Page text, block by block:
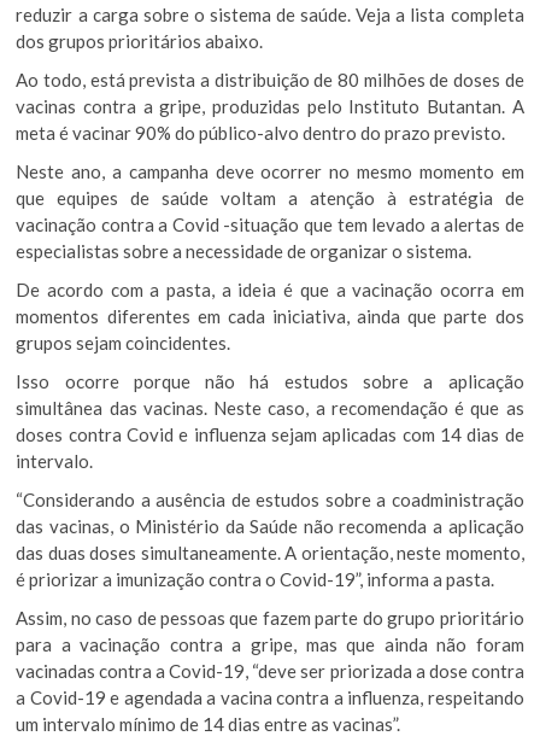
reduzir a carga sobre o sistema de saúde. Veja a lista completa
dos grupos prioritários abaixo.
Ao todo, está prevista a distribuição de 80 milhões de doses de
vacinas contra a gripe, produzidas pelo Instituto Butantan. A
meta é vacinar 90% do público-alvo dentro do prazo previsto.
Neste ano, a campanha deve ocorrer no mesmo momento em
que equipes de saúde voltam a atenção à estratégia de
vacinação contra a Covid -situação que tem levado a alertas de
especialistas sobre a necessidade de organizar o sistema.
De acordo com a pasta, a ideia é que a vacinação ocorra em
momentos diferentes em cada iniciativa, ainda que parte dos
grupos sejam coincidentes.
Isso ocorre porque não há estudos sobre a aplicação
simultânea das vacinas. Neste caso, a recomendação é que as
doses contra Covid e influenza sejam aplicadas com 14 dias de
intervalo.
“Considerando a ausência de estudos sobre a coadministração
das vacinas, o Ministério da Saúde não recomenda a aplicação
das duas doses simultaneamente. A orientação, neste momento,
é priorizar a imunização contra o Covid-19”, informa a pasta.
Assim, no caso de pessoas que fazem parte do grupo prioritário
para a vacinação contra a gripe, mas que ainda não foram
vacinadas contra a Covid-19, “deve ser priorizada a dose contra
a Covid-19 e agendada a vacina contra a influenza, respeitando
um intervalo mínimo de 14 dias entre as vacinas”.